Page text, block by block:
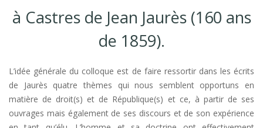
à Castres de Jean Jaurès (160 ans
de 1859).
L’idée générale du colloque est de faire ressortir dans les écrits
de Jaurès quatre thèmes qui nous semblent opportuns en
matière de droit(s) et de République(s) et ce, à partir de ses
ouvrages mais également de ses discours et de son expérience